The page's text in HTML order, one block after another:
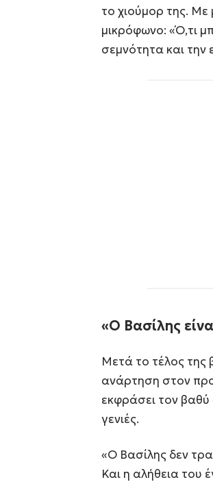
το χιούμορ της.
μικρόφωνο: «Ό,τι
σεμνότητα και την
«Ο Βασίλης
Μετά το τέλος της
ανάρτηση στον
εκφράσει τον βαθύ
γενιές.
«Ο Βασίλης δεν
Και η αλήθεια του